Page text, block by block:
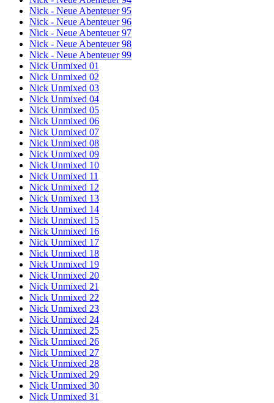
Nick - Neue Abenteuer 95
Nick - Neue Abenteuer 96
Nick - Neue Abenteuer 97
Nick - Neue Abenteuer 98
Nick - Neue Abenteuer 99
Nick Unmixed 01
Nick Unmixed 02
Nick Unmixed 03
Nick Unmixed 04
Nick Unmixed 05
Nick Unmixed 06
Nick Unmixed 07
Nick Unmixed 08
Nick Unmixed 09
Nick Unmixed 10
Nick Unmixed 11
Nick Unmixed 12
Nick Unmixed 13
Nick Unmixed 14
Nick Unmixed 15
Nick Unmixed 16
Nick Unmixed 17
Nick Unmixed 18
Nick Unmixed 19
Nick Unmixed 20
Nick Unmixed 21
Nick Unmixed 22
Nick Unmixed 23
Nick Unmixed 24
Nick Unmixed 25
Nick Unmixed 26
Nick Unmixed 27
Nick Unmixed 28
Nick Unmixed 29
Nick Unmixed 30
Nick Unmixed 31